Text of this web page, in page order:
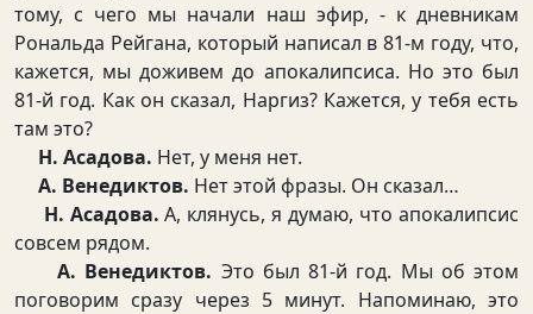
тому, с чего мы начали наш эфир, - к дневникам
Рональда Рейгана, который написал в 81-м году, что,
кажется, мы доживем до апокалипсиса. Но это был
81-й год. Как он сказал, Наргиз? Кажется, у тебя есть
там это?
Н. Асадова. Нет, у меня нет.
А. Венедиктов. Нет этой фразы. Он сказал…
Н. Асадова.А, клянусь, я думаю, что апокалипсис
совсем рядом.
А. Венедиктов. Это был 81-й год. Мы об этом
поговорим сразу через 5 минут. Напоминаю, это